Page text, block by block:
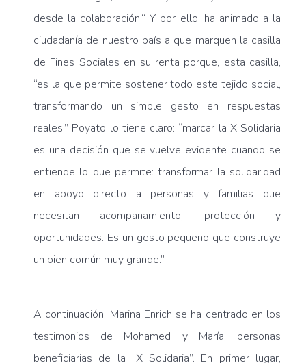
desde la colaboración.“ Y por ello, ha animado a la
ciudadanía de nuestro país a que marquen la casilla
de Fines Sociales en su renta porque, esta casilla,
“es la que permite sostener todo este tejido social,
transformando un simple gesto en respuestas
reales.” Poyato lo tiene claro: “marcar la X Solidaria
es una decisión que se vuelve evidente cuando se
entiende lo que permite: transformar la solidaridad
en apoyo directo a personas y familias que
necesitan acompañamiento, protección y
oportunidades. Es un gesto pequeño que construye
un bien común muy grande.”
A continuación, Marina Enrich se ha centrado en los
testimonios de Mohamed y María, personas
beneficiarias de la “X Solidaria”. En primer lugar,